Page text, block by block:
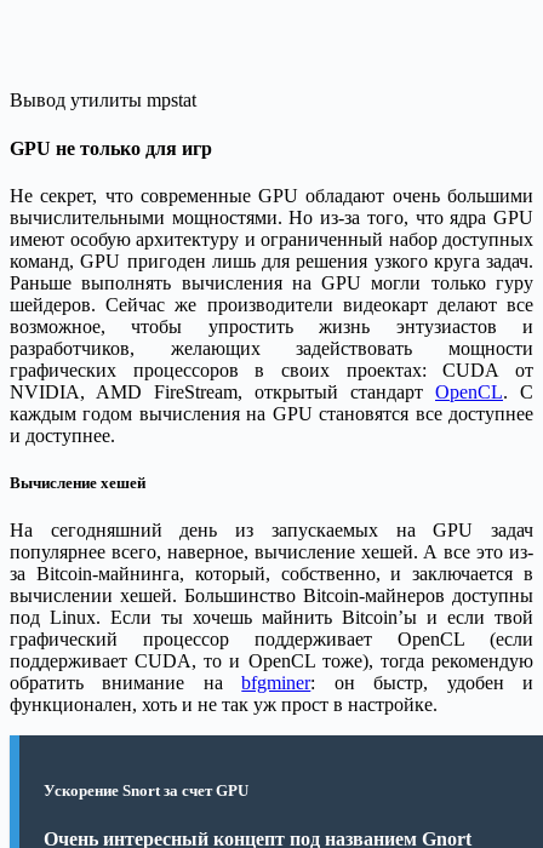
Вывод утилиты mpstat
GPU не только для игр
Не секрет, что современные GPU обладают очень большими
вычислительными мощностями. Но из-за того, что ядра GPU
имеют особую архитектуру и ограниченный набор доступных
команд, GPU пригоден лишь для решения узкого круга задач.
Раньше выполнять вычисления на GPU могли только гуру
шейдеров. Сейчас же производители видеокарт делают все
возможное, чтобы упростить жизнь энтузиастов и
разработчиков, желающих задействовать мощности
графических процессоров в своих проектах: CUDA от
NVIDIA, AMD FireStream, открытый стандарт OpenCL. С
каждым годом вычисления на GPU становятся все доступнее
и доступнее.
Вычисление хешей
На сегодняшний день из запускаемых на GPU задач
популярнее всего, наверное, вычисление хешей. А все это из-
за Bitcoin-майнинга, который, собственно, и заключается в
вычислении хешей. Большинство Bitcoin-майнеров доступны
под Linux. Если ты хочешь майнить Bitcoin’ы и если твой
графический процессор поддерживает OpenCL (если
поддерживает CUDA, то и OpenCL тоже), тогда рекомендую
обратить внимание наbfgminer: он быстр, удобен и
функционален, хоть и не так уж прост в настройке.
Ускорение Snort за счет GPU
Очень интересный концепт под названием Gnort